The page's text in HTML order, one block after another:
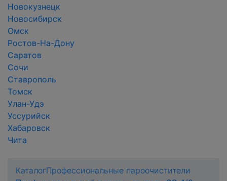
Новокузнецк
Новосибирск
Омск
Ростов-На-Дону
Саратов
Сочи
Ставрополь
Томск
Улан-Удэ
Уссурийск
Хабаровск
Чита
КаталогПрофессиональные пароочистители